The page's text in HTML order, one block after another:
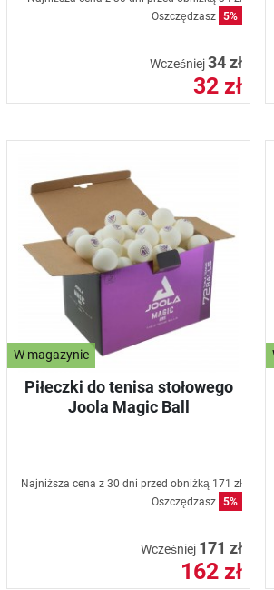
Oszczędzasz 5%
Wcześniej34 zł
32 zł
W magazynie
Piłeczki do tenisa stołowego
Joola Magic Ball
Najniższa cena z 30 dni przed obniżką 171 zł
Oszczędzasz 5%
Wcześniej 171 zł
162 zł